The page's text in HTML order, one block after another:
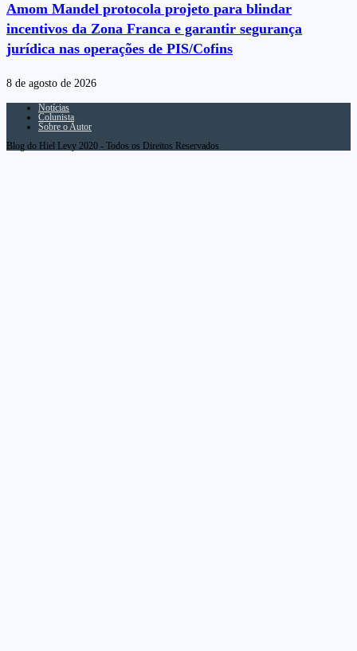
Amom Mandel protocola projeto para blindar
incentivos da Zona Franca e garantir segurança
jurídica nas operações de PIS/Cofins
8 de agosto de 2026
Notícias
Colunista
Sobre o Autor
Blog do Hiel Levy 2020 - Todos os Direitos Reservados